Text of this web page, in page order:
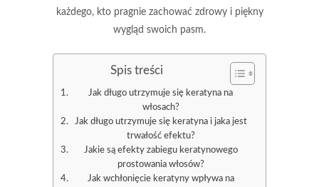
każdego, kto pragnie zachować zdrowy i piękny
wygląd swoich pasm.
Spis treści
Jak długo utrzymuje się keratyna na
włosach?
Jak długo utrzymuje się keratyna i jaka jest
trwałość efektu?
Jakie są efekty zabiegu keratynowego
prostowania włosów?
Jak wchłonięcie keratyny wpływa na